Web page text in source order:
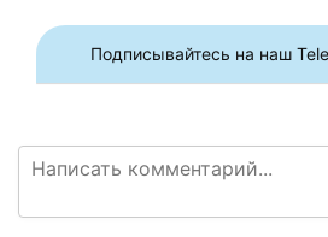
Подписывайтесь на наш